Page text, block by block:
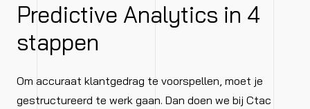
Predictive Analytics in 4
stappen
Om accuraat klantgedrag te voorspellen, moet je
gestructureerd te werk gaan. Dan doen we bij Ctac